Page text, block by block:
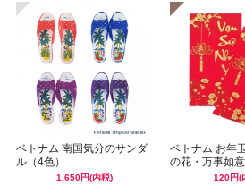
ベトナム 南国気分のサンダ
ル（4色）
1,650円(内税)
ベトナム お年
の花・万事如意
120円(